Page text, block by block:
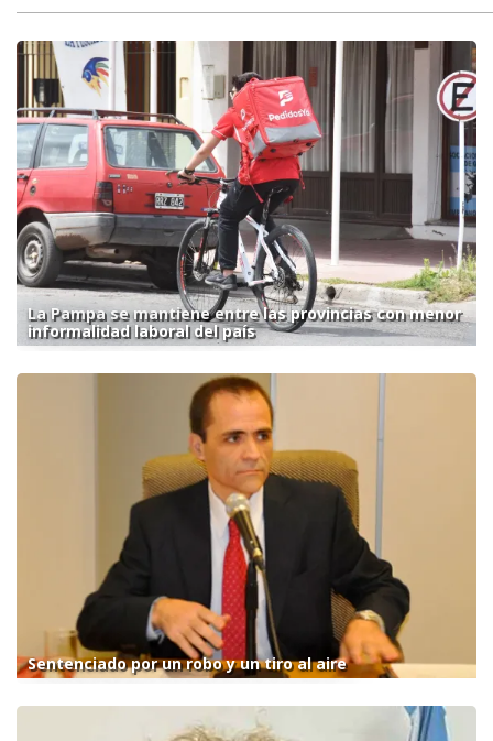
La Pampa se mantiene entre las provincias con menor
informalidad laboral del país
Sentenciado por un robo y un tiro al aire